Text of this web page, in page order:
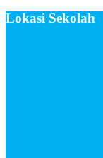
Lokasi Sekolah